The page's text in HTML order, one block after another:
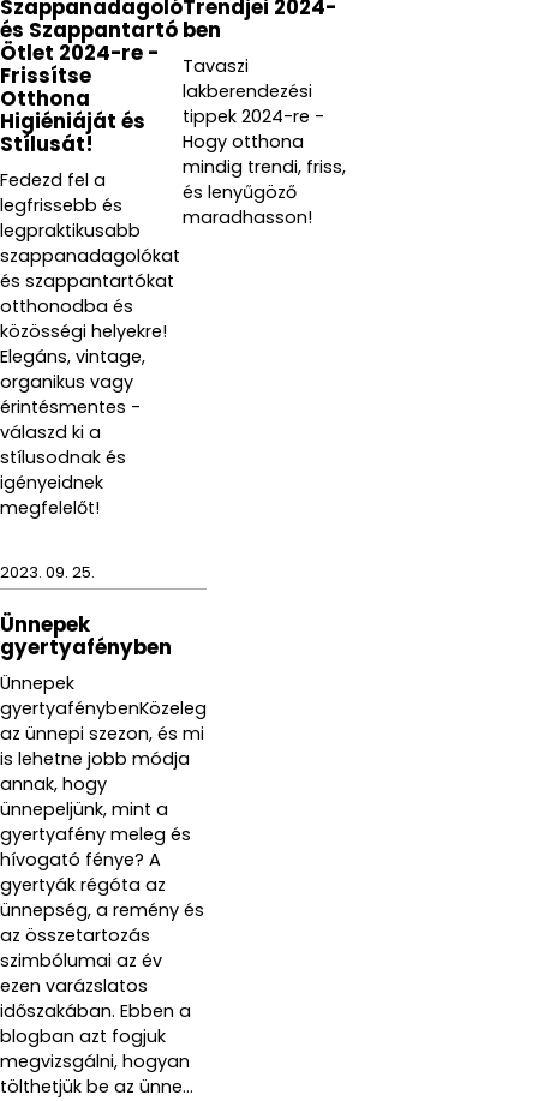
Szappanadagoló
és Szappantartó
Ötlet 2024-re -
Frissítse
Otthona
Higiéniáját és
Stílusát!
Fedezd fel a
legfrissebb és
legpraktikusabb
szappanadagolókat
és szappantartókat
otthonodba és
közösségi helyekre!
Elegáns, vintage,
organikus vagy
érintésmentes -
válaszd ki a
stílusodnak és
igényeidnek
megfelelőt!
Trendjei 2024-
ben
Tavaszi
lakberendezési
tippek 2024-re -
Hogy otthona
mindig trendi, friss,
és lenyűgöző
maradhasson!
2023. 09. 25.
Ünnepek
gyertyafényben
Ünnepek
gyertyafénybenKözeleg
az ünnepi szezon, és mi
is lehetne jobb módja
annak, hogy
ünnepeljünk, mint a
gyertyafény meleg és
hívogató fénye? A
gyertyák régóta az
ünnepség, a remény és
az összetartozás
szimbólumai az év
ezen varázslatos
időszakában. Ebben a
blogban azt fogjuk
megvizsgálni, hogyan
tölthetjük be az ünne...